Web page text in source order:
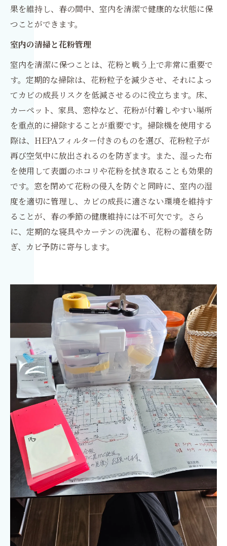
果を維持し、春の間中、室内を清潔で健康的な状態に保
つことができます。
室内の清掃と花粉管理
室内を清潔に保つことは、花粉と戦う上で非常に重要で
す。定期的な掃除は、花粉粒子を減少させ、それによっ
てカビの成長リスクを低減させるのに役立ちます。床、
カーペット、家具、窓枠など、花粉が付着しやすい場所
を重点的に掃除することが重要です。掃除機を使用する
際は、HEPAフィルター付きのものを選び、花粉粒子が
再び空気中に放出されるのを防ぎます。また、湿った布
を使用して表面のホコリや花粉を拭き取ることも効果的
です。窓を閉めて花粉の侵入を防ぐと同時に、室内の湿
度を適切に管理し、カビの成長に適さない環境を維持す
ることが、春の季節の健康維持には不可欠です。さら
に、定期的な寝具やカーテンの洗濯も、花粉の蓄積を防
ぎ、カビ予防に寄与します。